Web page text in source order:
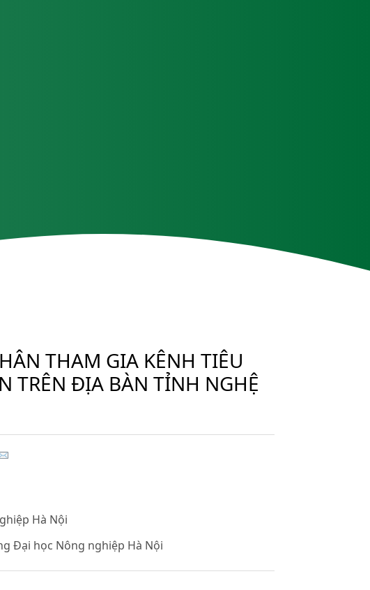
THAM GIA KÊNH TIÊU
TRÊN ĐỊA BÀN TỈNH NGHỆ
Hà Nội
Đại học Nông nghiệp Hà Nội